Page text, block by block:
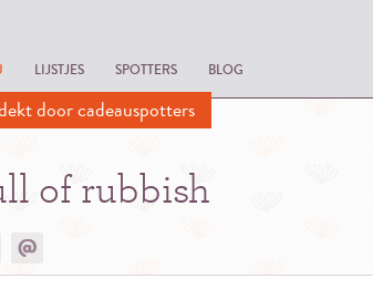
LIJSTJES SPOTTERS BLOG
door cadeauspotters
of rubbish